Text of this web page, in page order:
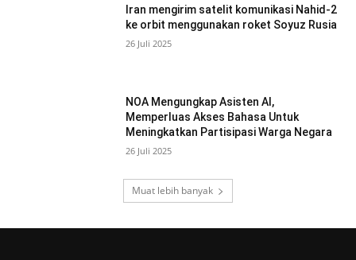
Iran mengirim satelit komunikasi Nahid-2
ke orbit menggunakan roket Soyuz Rusia
26 Juli 2025
NOA Mengungkap Asisten AI,
Memperluas Akses Bahasa Untuk
Meningkatkan Partisipasi Warga Negara
26 Juli 2025
Muat lebih banyak